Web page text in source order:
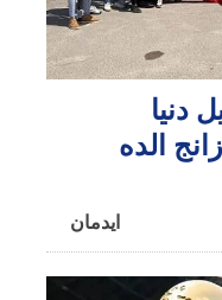
جی ایل دنیا
الده
ایدمان